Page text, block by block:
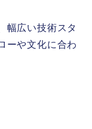
幅広い技術スタ
ーや文化に合わ